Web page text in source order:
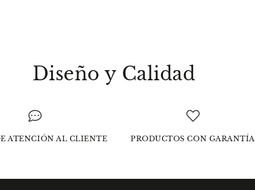
Diseño y Calidad
ATENCIÓN AL CLIENTE PRODUCTOS CON GARANTÍA